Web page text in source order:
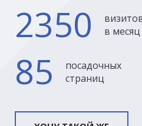
2350
в месяц
85
посадочных
страниц